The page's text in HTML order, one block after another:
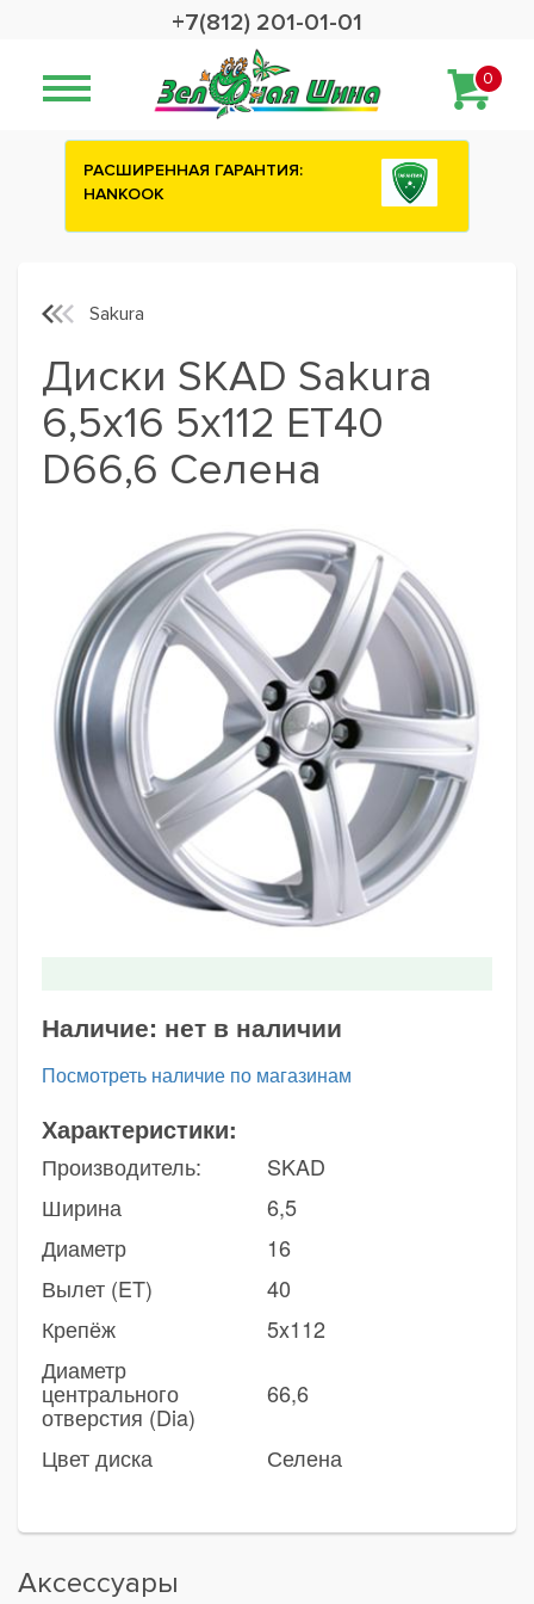
+7(812) 201-01-01
0
Сashback 2500 рублей на зимние
Sakura
Диски SKAD Sakura
6,5x16 5x112 ET40
D66,6 Селена
Наличие: нет в наличии
Посмотреть наличие по магазинам
Характеристики:
Производитель:
SKAD
Ширина
6,5
Диаметр
16
Вылет (ET)
40
Крепёж
5x112
Диаметр
центрального
отверстия (Dia)
66,6
Цвет диска Селена
Аксессуары